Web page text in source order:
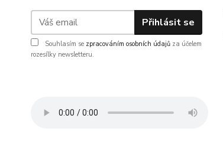
Přihlásit se
Souhlasím se zpracováním osobních údajů za účelem
rozesílky newsletteru.